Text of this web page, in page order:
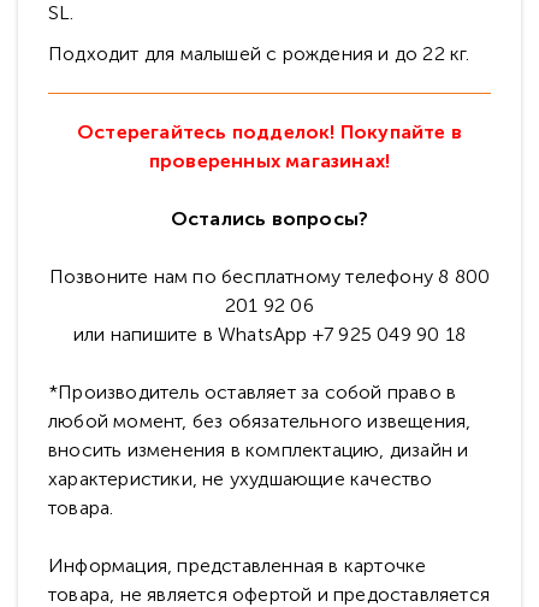
SL.
Подходит для малышей с рождения и до 22 кг.
Остерегайтесь подделок! Покупайте в
проверенных магазинах!
Остались вопросы?
Позвоните нам по бесплатному телефону 8 800
201 92 06
или напишите в WhatsApp +7 925 049 90 18
*Производитель оставляет за собой право в
любой момент, без обязательного извещения,
вносить изменения в комплектацию, дизайн и
характеристики, не ухудшающие качество
товара.
Информация, представленная в карточке
товара, не является офертой и предоставляется